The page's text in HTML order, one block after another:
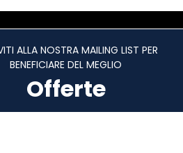
ALLA NOSTRA MAILING LIST PER
BENEFICIARE DEL MEGLIO
Offerte